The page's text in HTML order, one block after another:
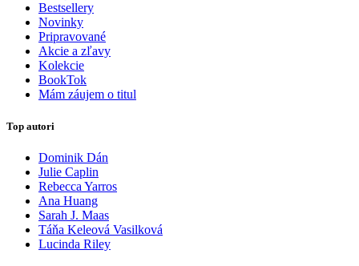
Bestsellery
Novinky
Pripravované
Akcie a zľavy
Kolekcie
BookTok
Mám záujem o titul
Top autori
Dominik Dán
Julie Caplin
Rebecca Yarros
Ana Huang
Sarah J. Maas
Táňa Keleová Vasilková
Lucinda Riley